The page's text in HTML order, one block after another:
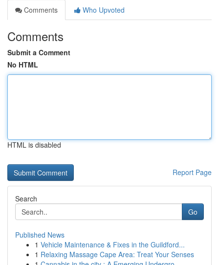
Comments
Who Upvoted
Comments
Submit a Comment
No HTML
HTML is disabled
Report Page
Search
Go
Published News
1 Vehicle Maintenance & Fixes in the Guildford...
1 Relaxing Massage Cape Area: Treat Your Senses